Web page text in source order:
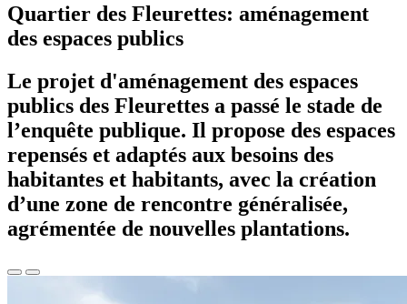
Quartier des Fleurettes: aménagement
des espaces publics
Le projet d'aménagement des espaces
publics des Fleurettes a passé le stade de
l’enquête publique. Il propose des espaces
repensés et adaptés aux besoins des
habitantes et habitants, avec la création
d’une zone de rencontre généralisée,
agrémentée de nouvelles plantations.